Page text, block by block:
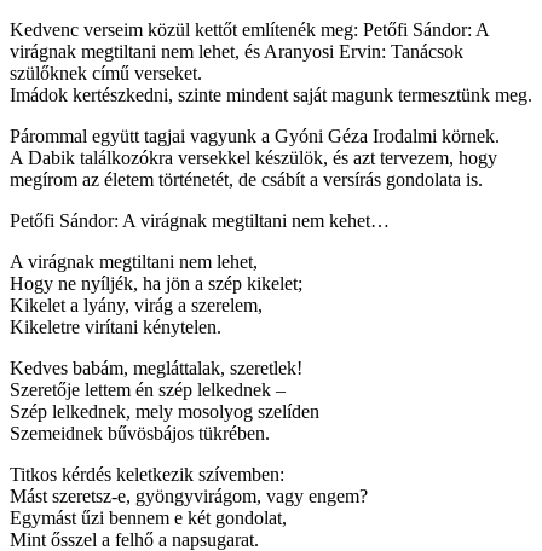
Kedvenc verseim közül kettőt említenék meg: Petőfi Sándor: A
virágnak megtiltani nem lehet, és Aranyosi Ervin: Tanácsok
szülőknek című verseket.
Imádok kertészkedni, szinte mindent saját magunk termesztünk meg.
Párommal együtt tagjai vagyunk a Gyóni Géza Irodalmi körnek.
A Dabik találkozókra versekkel készülök, és azt tervezem, hogy
megírom az életem történetét, de csábít a versírás gondolata is.
Petőfi Sándor: A virágnak megtiltani nem kehet…
A virágnak megtiltani nem lehet,
Hogy ne nyíljék, ha jön a szép kikelet;
Kikelet a lyány, virág a szerelem,
Kikeletre virítani kénytelen.
Kedves babám, megláttalak, szeretlek!
Szeretője lettem én szép lelkednek –
Szép lelkednek, mely mosolyog szelíden
Szemeidnek bűvösbájos tükrében.
Titkos kérdés keletkezik szívemben:
Mást szeretsz-e, gyöngyvirágom, vagy engem?
Egymást űzi bennem e két gondolat,
Mint ősszel a felhő a napsugarat.